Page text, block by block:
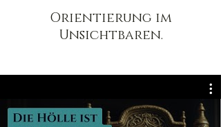
Orientierung im
Unsichtbaren.